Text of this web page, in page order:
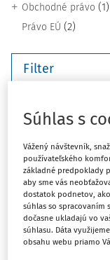
Obchodné právo (1)
Právo EÚ (2)
Filter
Počet vyhľadaných
Najnovšie
ČLÁNKY
Rozsudok
Obdo 74/2021
zrušenie
Súhlas s
Vážený návštevník,
používateľského
základné predpoklady
aby sme vás
dostatok podnetov,
súhlas so spracovaním
dočasne ukladajú vo
súhlasu. Dáta
obsahu webu priamo